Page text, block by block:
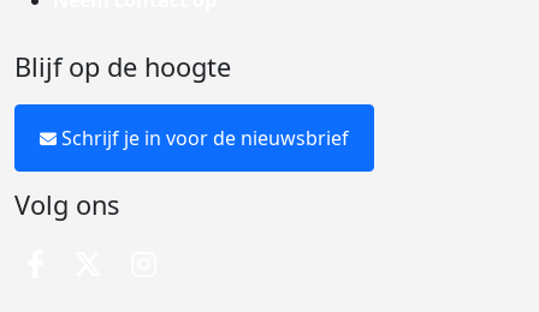
Blijf op de hoogte
Schrijf je in voor de nieuwsbrief
Volg ons